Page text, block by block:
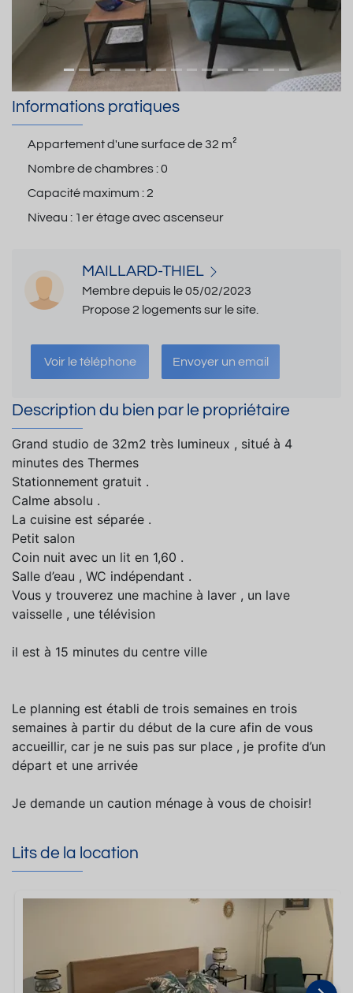
Informations pratiques
Appartement d'une surface de32 m²
Nombre de chambres :0
Capacité maximum :2
Niveau : 1er étage avec ascenseur
MAILLARD-THIEL
Membre depuis le 05/02/2023
Propose 2 logements sur le site.
Voir le téléphone Envoyer un email
Description du bien par le propriétaire
Grand studio de 32m2 très lumineux , situé à 4
minutes des Thermes
Stationnement gratuit .
Calme absolu .
La cuisine est séparée .
Petit salon
Coin nuit avec un lit en 1,60 .
Salle d’eau , WC indépendant .
Vous y trouverez une machine à laver , un lave
vaisselle , une télévision
il est à 15 minutes du centre ville
Le planning est établi de trois semaines en trois
semaines à partir du début de la cure afin de vous
accueillir, car je ne suis pas sur place , je profite d’un
départ et une arrivée
Je demande un caution ménage à vous de choisir!
Lits de la location